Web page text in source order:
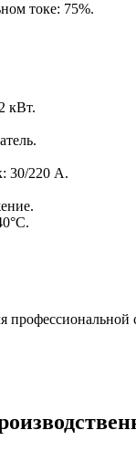
токе: 75%.
кВт.
30/220 А.